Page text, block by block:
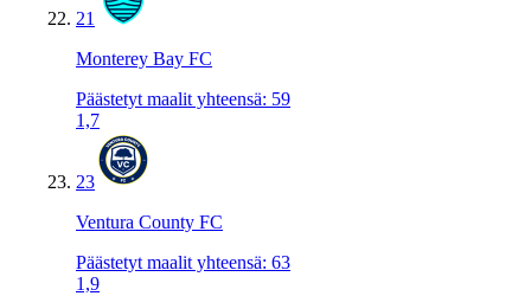
21
Monterey Bay FC
Päästetyt maalit yhteensä: 59
1,7
23
Ventura County FC
Päästetyt maalit yhteensä: 63
1,9